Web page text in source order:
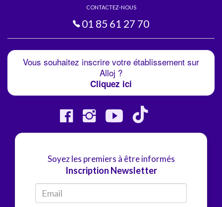
CONTACTEZ-NOUS
01 85 61 27 70
Vous souhaitez inscrire votre établissement sur
Alloj ?
Cliquez ici
Soyez les premiers à être informés
Inscription Newsletter